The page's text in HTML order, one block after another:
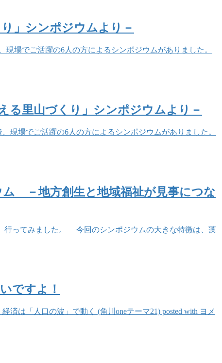
」シンポジウムより－
場でご活躍の6人の方によるシンポジウムがありました。
る里山づくり」シンポジウムより－
現場でご活躍の6人の方によるシンポジウムがありました。
－地方創生と地域福祉が見事につな
行ってみました。 今回のシンポジウムの大きな特徴は、藻
ですよ！
は「人口の波」で動く (角川oneテーマ21) posted with ヨメ